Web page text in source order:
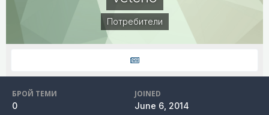
Потребители
БРОЙ ТЕМИ
0
JOINED
June 6, 2014